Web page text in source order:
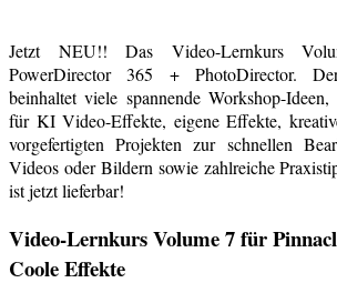
Jetzt NEU!! Das Video-Lernkurs
PowerDirector 365 + PhotoDirector.
beinhaltet viele spannende Workshop-
für KI Video-Effekte, eigene Effekte,
vorgefertigten Projekten zur schnellen
Videos oder Bildern sowie zahlreiche
ist jetzt lieferbar!
Video-Lernkurs Volume 7 für
Coole Effekte